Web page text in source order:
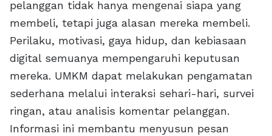
pelanggan tidak hanya mengenai siapa yang
membeli, tetapi juga alasan mereka membeli.
Perilaku, motivasi, gaya hidup, dan kebiasaan
digital semuanya mempengaruhi keputusan
mereka. UMKM dapat melakukan pengamatan
sederhana melalui interaksi sehari-hari, survei
ringan, atau analisis komentar pelanggan.
Informasi ini membantu menyusun pesan